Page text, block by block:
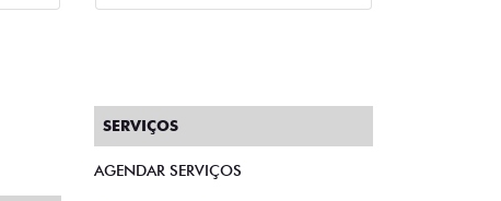
SERVIÇOS
AGENDAR SERVIÇOS